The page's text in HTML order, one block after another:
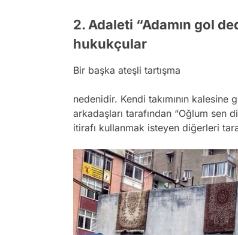
2. Adaleti “Adamın gol
hukukçular
Bir başka ateşli tartışma
nedenidir. Kendi takımının
arkadaşları tarafından “Oğlum sen
itirafı kullanmak isteyen diğerleri